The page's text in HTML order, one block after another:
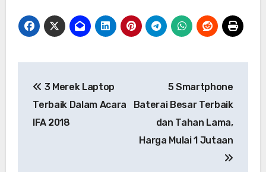
pos
3 Merek Laptop
Terbaik Dalam Acara
IFA 2018
5 Smartphone
Baterai Besar Terbaik
dan Tahan Lama,
Harga Mulai 1 Jutaan